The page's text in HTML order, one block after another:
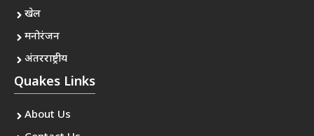
खेल
मनोरंजन
अंतरराष्ट्रीय
Quakes Links
About Us